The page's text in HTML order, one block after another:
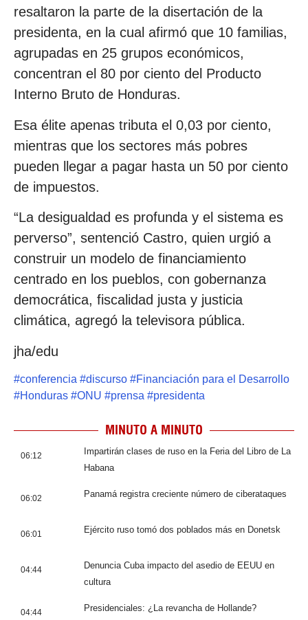
resaltaron la parte de la disertación de la
presidenta, en la cual afirmó que 10 familias,
agrupadas en 25 grupos económicos,
concentran el 80 por ciento del Producto
Interno Bruto de Honduras.
Esa élite apenas tributa el 0,03 por ciento,
mientras que los sectores más pobres
pueden llegar a pagar hasta un 50 por ciento
de impuestos.
“La desigualdad es profunda y el sistema es
perverso”, sentenció Castro, quien urgió a
construir un modelo de financiamiento
centrado en los pueblos, con gobernanza
democrática, fiscalidad justa y justicia
climática, agregó la televisora pública.
jha/edu
#conferencia #discurso #Financiación para el Desarrollo
#Honduras #ONU #prensa #presidenta
MINUTO A MINUTO
06:12
Impartirán clases de ruso en la Feria del Libro de La
Habana
06:02 Panamá registra creciente número de ciberataques
06:01 Ejército ruso tomó dos poblados más en Donetsk
04:44
Denuncia Cuba impacto del asedio de EEUU en
cultura
04:44 Presidenciales: ¿La revancha de Hollande?